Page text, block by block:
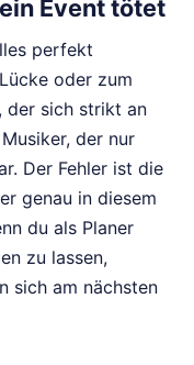
Event tötet
perfekt
oder zum
der sich strikt an
der nur
Der Fehler ist die
genau in diesem
du als Planer
zu lassen,
sich am nächsten